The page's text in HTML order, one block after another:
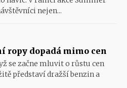
nejen...
ropy dopadá mimo cen
se začne mluvit o růstu cen
představí dražší benzin a